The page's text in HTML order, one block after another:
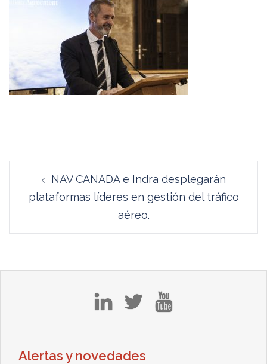
entradas
NAV CANADA e Indra desplegarán
plataformas líderes en gestión del tráfico
aéreo.
Alertas y novedades